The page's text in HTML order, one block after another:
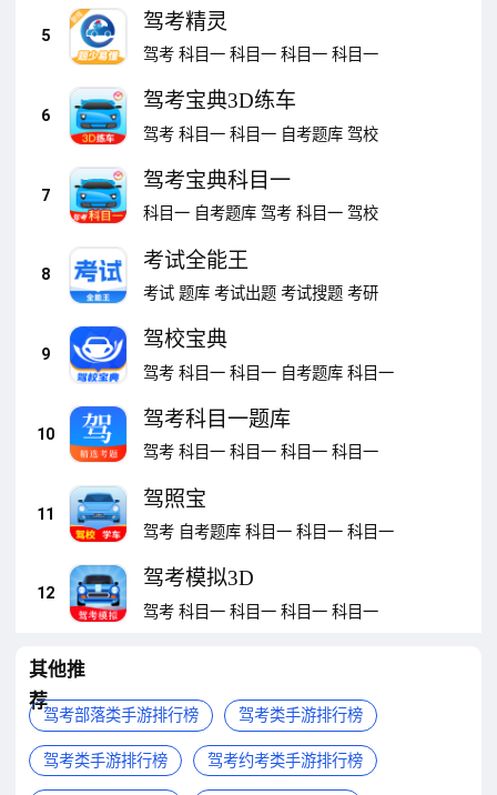
5
驾考精灵
驾考 科目一 科目一 科目一 科目一
6
驾考宝典3D练车
驾考 科目一 科目一 自考题库 驾校
7
驾考宝典科目一
科目一 自考题库 驾考 科目一 驾校
8
考试全能王
考试 题库 考试出题 考试搜题 考研
9
驾校宝典
驾考 科目一 科目一 自考题库 科目一
10
驾考科目一题库
驾考 科目一 科目一 科目一 科目一
11
驾照宝
驾考 自考题库 科目一 科目一 科目一
12
驾考模拟3D
驾考 科目一 科目一 科目一 科目一
其他推
荐
驾考部落类手游排行榜 驾考类手游排行榜
驾考类手游排行榜 驾考约考类手游排行榜